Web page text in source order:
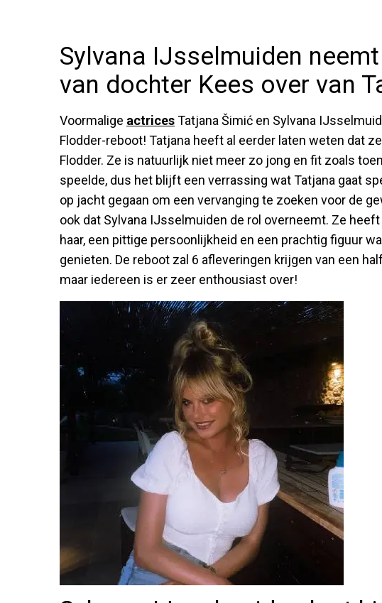
Sylvana IJsselmuiden
van dochter Kees over van
Voormalige actricesTatjana Šimić en Sylvana
Flodder-reboot! Tatjana heeft al eerder laten weten dat
Flodder. Ze is natuurlijk niet meer zo jong en fit zoals
speelde, dus het blijft een verrassing wat Tatjana gaat
op jacht gegaan om een vervanging te zoeken voor de
ook dat Sylvana IJsselmuiden de rol overneemt. Ze
haar, een pittige persoonlijkheid en een prachtig figuur
genieten. De reboot zal 6 afleveringen krijgen van een
maar iedereen is er zeer enthousiast over!